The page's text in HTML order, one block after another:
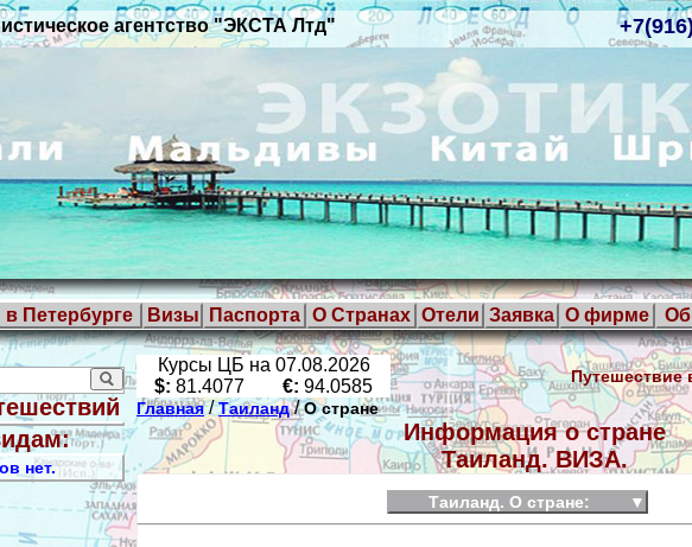
агентство "ЭКСТА Лтд"
Петербурге Визы Паспорта О Странах Отели Заявка О фирме
нет.
Курсы ЦБ на 07.08.2026
$: 81.4077 €: 94.0585 Путешествие
Главная/Таиланд/О стране
Информация о стране
Таиланд. ВИЗА.
Таиланд. О стране: ▼